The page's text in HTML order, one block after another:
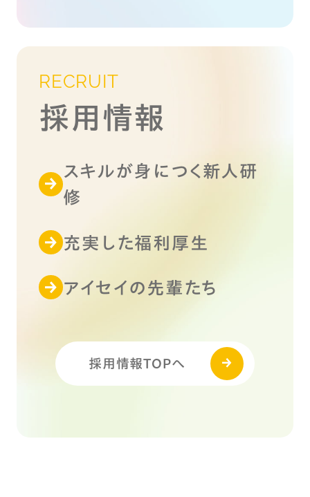
RECRUIT
採用情報
スキルが身につく新人研
修
充実した福利厚生
アイセイの先輩たち
採用情報TOPへ